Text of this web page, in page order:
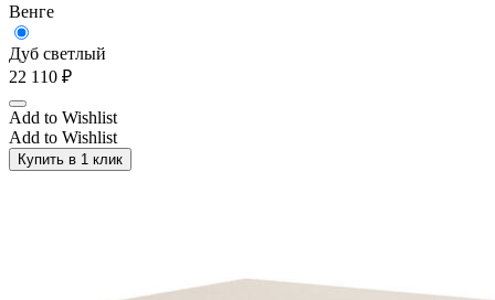
Венге
Дуб светлый
22 110 ₽
Add to Wishlist
Add to Wishlist
Купить в 1 клик